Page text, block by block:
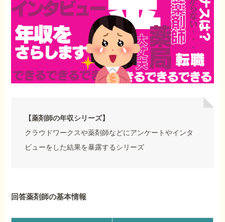
【薬剤師の年収シリーズ】
クラウドワークスや薬剤師などにアンケートやインタ
ビューをした結果を暴露するシリーズ
回答薬剤師の基本情報